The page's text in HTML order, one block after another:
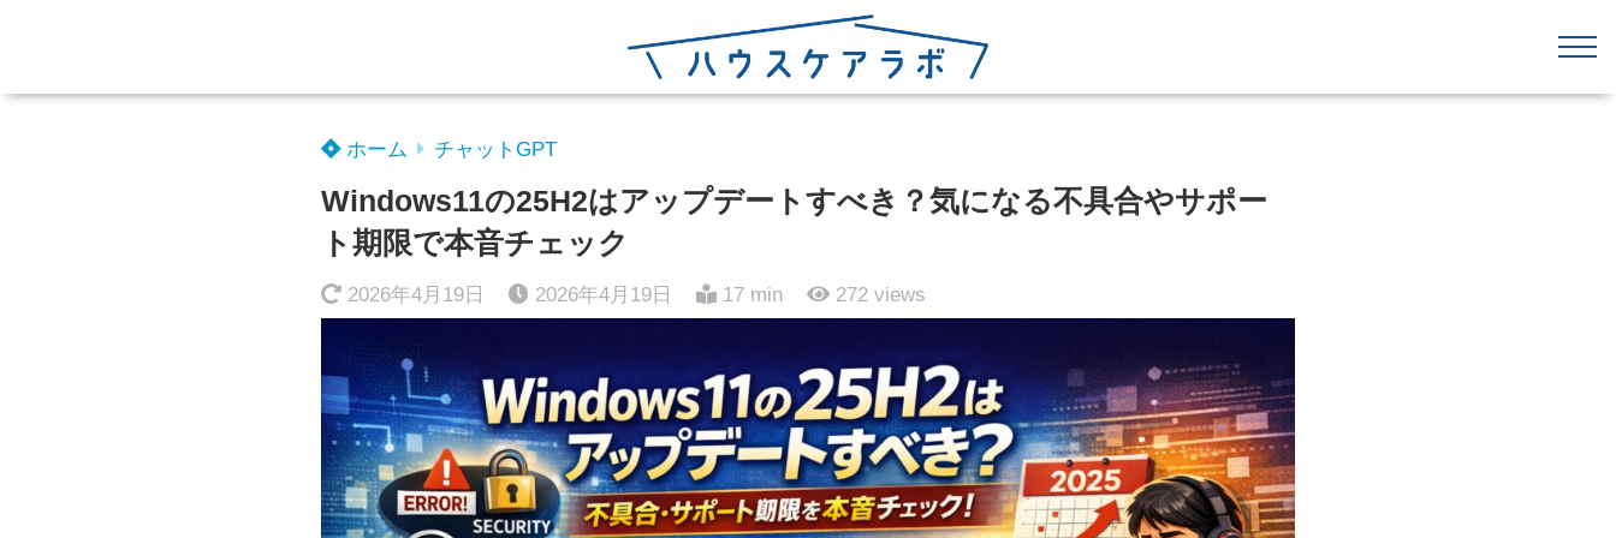
ホーム チャットGPT
Windows11の25H2はアップデートすべき？気になる不具合やサポー
ト期限で本音チェック
2026年4月19日 2026年4月19日 17 min 272 views